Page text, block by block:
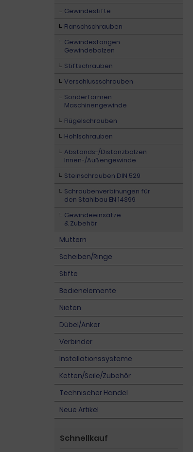
Gewindestifte
Flanschschrauben
Gewindestangen
Gewindebolzen
Stiftschrauben
Verschlussschrauben
Sonderformen
Maschinengewinde
Flügelschrauben
Hohlschrauben
Abstands-/Distanzbolzen
Innen-/Außengewinde
Steinschrauben DIN 529
Schraubenverbinungen für
den Stahlbau EN 14399
Gewindeeinsätze
& Zubehör
Muttern
Scheiben/Ringe
Stifte
Bedienelemente
Nieten
Dübel/Anker
Verbinder
Installationssysteme
Ketten/Seile/Zubehör
Technischer Handel
Neue Artikel
Schnellkauf